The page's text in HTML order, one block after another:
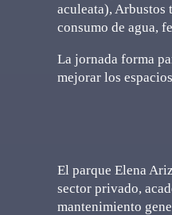
aculeata), Arbustos
consumo de agua,
La jornada forma
mejorar los
El parque Elena
sector privado,
mantenimiento